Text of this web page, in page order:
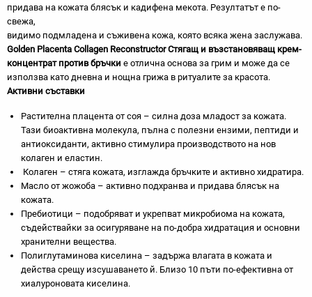
придава на кожата блясък и кадифена мекота. Резултатът е по-
свежа,
видимо подмладена и съживена кожа, която всяка жена заслужава.
Golden Placenta Collagen Reconstructor Стягащ и възстановяващ крем-
концентрат против бръчки е отлична основа за грим и може да се
използва като дневна и нощна грижа в ритуалите за красота.
Активни съставки
Растителна плацента от соя – силна доза младост за кожата.
Тази биоактивна молекула, пълна с полезни ензими, пептиди и
антиоксиданти, активно стимулира производството на нов
колаген и еластин.
Колаген – стяга кожата, изглажда бръчките и активно хидратира.
Масло от жожоба – активно подхранва и придава блясък на
кожата.
Пребиотици – подобряват и укрепват микробиома на кожата,
съдействайки за осигуряване на по-добра хидратация и основни
хранителни вещества.
Полиглутаминова киселина – задържа влагата в кожата и
действа срещу изсушаването й. Близо 10 пъти по-ефективна от
хиалуроновата киселина.